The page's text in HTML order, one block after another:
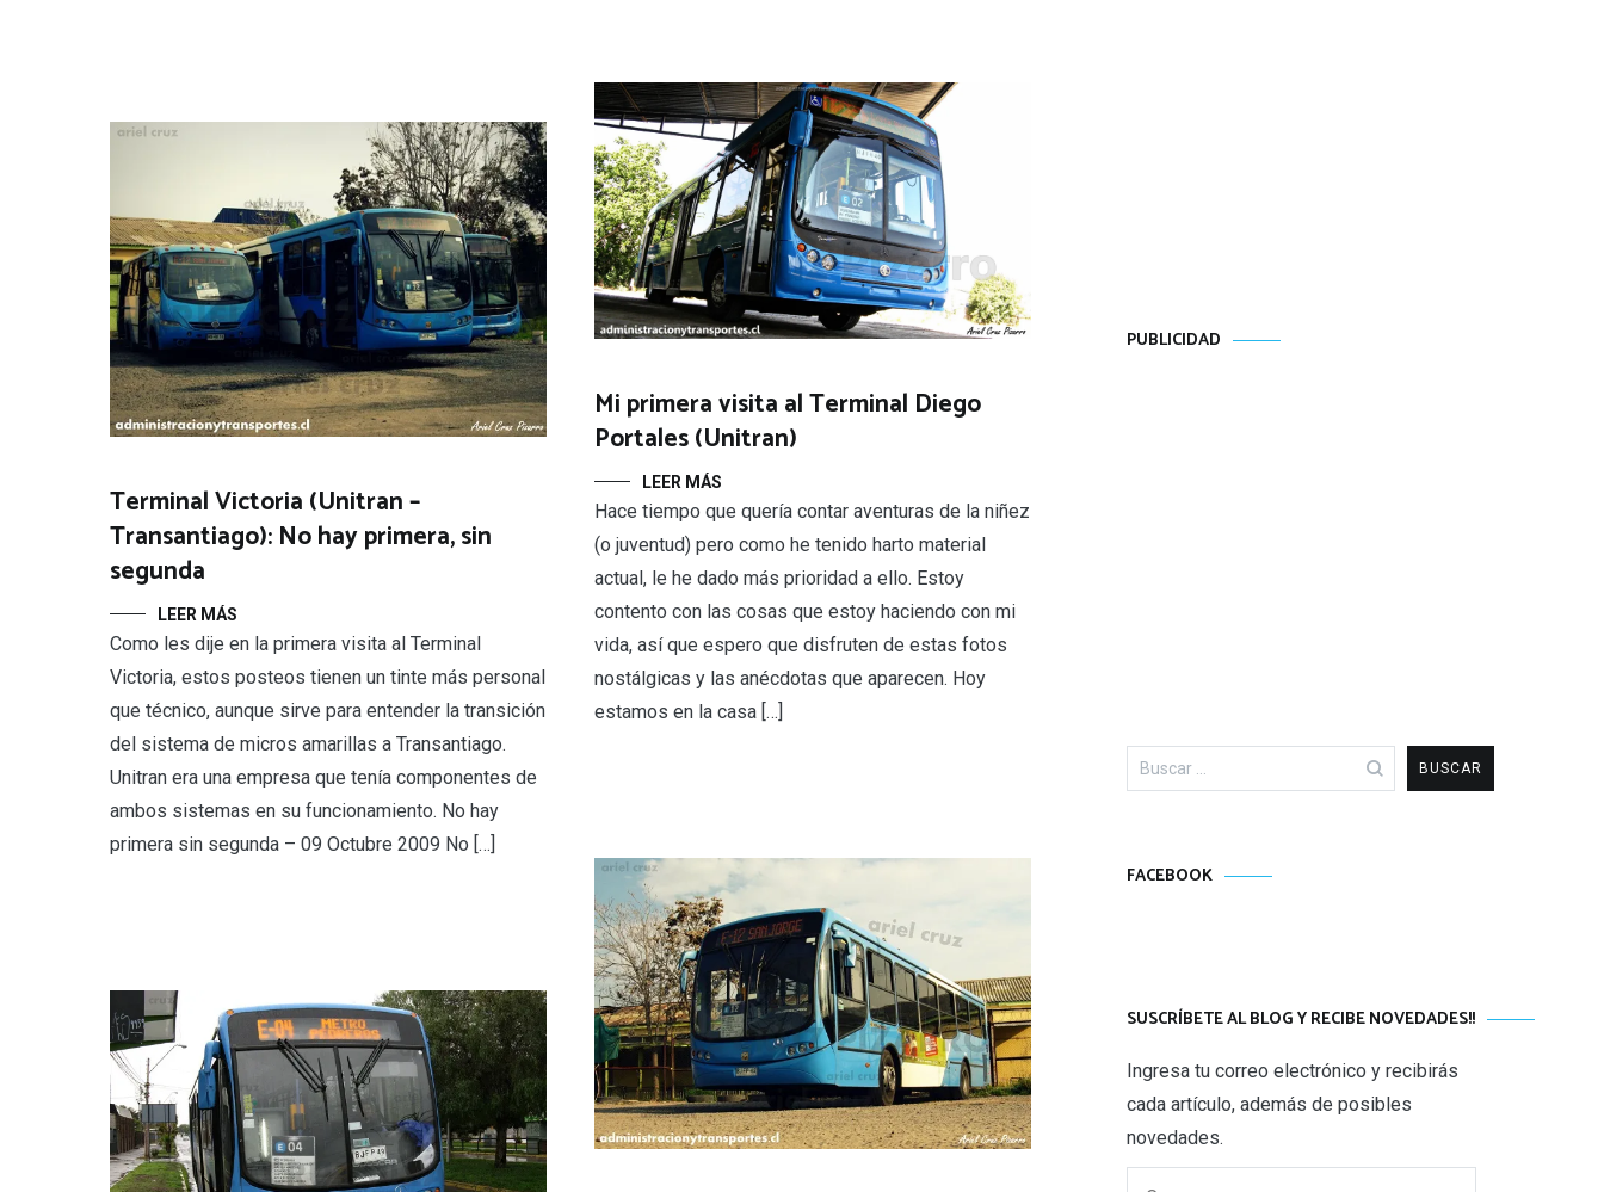
Mi primera visita al Terminal Diego
Portales (Unitran)
LEER MÁS
Hace tiempo que quería contar aventuras de la niñez
(o juventud) pero como he tenido harto material
actual, le he dado más prioridad a ello. Estoy
contento con las cosas que estoy haciendo con mi
vida, así que espero que disfruten de estas fotos
nostálgicas y las anécdotas que aparecen. Hoy
estamos en la casa […]
Terminal Victoria (Unitran –
Transantiago): No hay primera, sin
segunda
LEER MÁS
Como les dije en la primera visita al Terminal
Victoria, estos posteos tienen un tinte más personal
que técnico, aunque sirve para entender la transición
del sistema de micros amarillas a Transantiago.
Unitran era una empresa que tenía componentes de
ambos sistemas en su funcionamiento. No hay
primera sin segunda – 09 Octubre 2009 No […]
PUBLICIDAD
Buscar:
FACEBOOK
SUSCRÍBETE AL BLOG Y RECIBE NOVEDADES!!
Ingresa tu correo electrónico y recibirás
cada artículo, además de posibles
novedades.